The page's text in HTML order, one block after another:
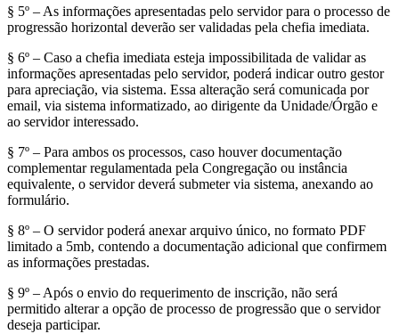
§ 5º – As informações apresentadas pelo servidor para o processo de
progressão horizontal deverão ser validadas pela chefia imediata.
§ 6º – Caso a chefia imediata esteja impossibilitada de validar as
informações apresentadas pelo servidor, poderá indicar outro gestor
para apreciação, via sistema. Essa alteração será comunicada por
email, via sistema informatizado, ao dirigente da Unidade/Órgão e
ao servidor interessado.
§ 7º – Para ambos os processos, caso houver documentação
complementar regulamentada pela Congregação ou instância
equivalente, o servidor deverá submeter via sistema, anexando ao
formulário.
§ 8º – O servidor poderá anexar arquivo único, no formato PDF
limitado a 5mb, contendo a documentação adicional que confirmem
as informações prestadas.
§ 9º – Após o envio do requerimento de inscrição, não será
permitido alterar a opção de processo de progressão que o servidor
deseja participar.